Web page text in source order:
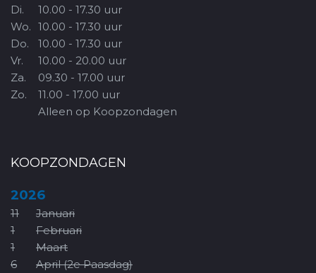
Di.
Wo.
Do.
Vr.
Za.
Zo.
10.00 - 17.30 uur
10.00 - 17.30 uur
10.00 - 17.30 uur
10.00 - 20.00 uur
09.30 - 17.00 uur
11.00 - 17.00 uur
Alleen op Koopzondagen
KOOPZONDAGEN
2026
11
Januari
1
Februari
1
Maart
6
April (2e Paasdag)